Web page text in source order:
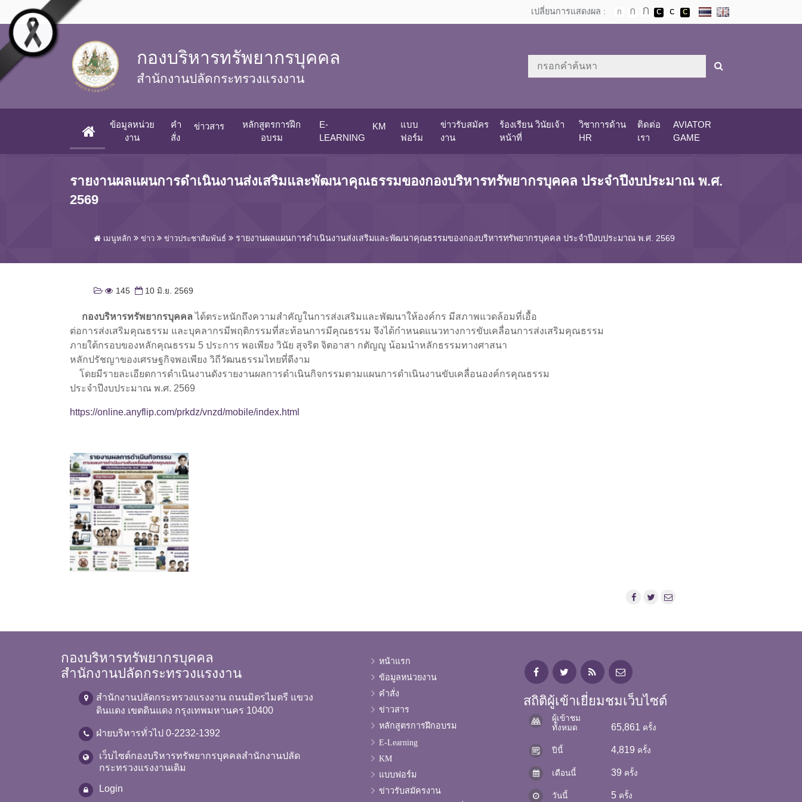
Skip to main content
เปลี่ยนการแสดงผล :
กองบริหารทรัพยากรบุคคล
สำนักงานปลัดกระทรวงแรงงาน
(CURRENT)
ข้อมูลหน่วย
งาน
คำ
สั่ง
ข่าวสาร
หลักสูตรการฝึก
อบรม
E-
LEARNING
KM
แบบ
ฟอร์ม
ข่าวรับสมัคร
งาน
ร้องเรียน วินัยเจ้า
หน้าที่
วิชาการด้าน
HR
ติดต่อ
เรา
AVIATOR
GAME
รายงานผลแผนการดำเนินงานส่งเสริมและพัฒนาคุณธรรมของกองบริหารทรัพยากรบุคคล ประจำปีงบประมาณ พ.ศ.
2569
เมนูหลัก ข่าว ข่าวประชาสัมพันธ์ รายงานผลแผนการดำเนินงานส่งเสริมและพัฒนาคุณธรรมของกองบริหารทรัพยากรบุคคล ประจำปีงบประมาณ พ.ศ. 2569
145 10 มิ.ย. 2569
กองบริหารทรัพยากรบุคคล ได้ตระหนักถึงความสำคัญในการส่งเสริมและพัฒนาให้องค์กร มีสภาพแวดล้อมที่เอื้อ
ต่อการส่งเสริมคุณธรรม และบุคลากรมีพฤติกรรมที่สะท้อนการมีคุณธรรม จึงได้กำหนดแนวทางการขับเคลื่อนการส่งเสริมคุณธรรม
ภายใต้กรอบของหลักคุณธรรม 5 ประการ พอเพียง วินัย สุจริต จิตอาสา กตัญญู น้อมนำหลักธรรมทางศาสนา
หลักปรัชญาของเศรษฐกิจพอเพียง วิถีวัฒนธรรมไทยที่ดีงาม
โดยมีรายละเอียดการดำเนินงานดังรายงานผลการดำเนินกิจกรรมตามแผนการดำเนินงานขับเคลื่อนองค์กรคุณธรรม
ประจำปีงบประมาณ พ.ศ. 2569
https://online.anyflip.com/prkdz/vnzd/mobile/index.html
กองบริหารทรัพยากรบุคคล
สำนักงานปลัดกระทรวงแรงงาน
สำนักงานปลัดกระทรวงแรงงาน ถนนมิตรไมตรี แขวง
ดินแดง เขตดินแดง กรุงเทพมหานคร 10400
ฝ่ายบริหารทั่วไป 0-2232-1392
เว็บไซต์กองบริหารทรัพยากรบุคคลสำนักงานปลัด
กระทรวงแรงงานเดิม
Login
หน้าแรก
ข้อมูลหน่วยงาน
คำสั่ง
ข่าวสาร
หลักสูตรการฝึกอบรม
E-Learning
KM
แบบฟอร์ม
ข่าวรับสมัครงาน
สถิติผู้เข้าเยี่ยมชมเว็บไซต์
ผู้เข้าชม
ทั้งหมด
65,861 ครั้ง
ปีนี้ 4,819 ครั้ง
เดือนนี้ 39 ครั้ง
วันนี้ 5 ครั้ง